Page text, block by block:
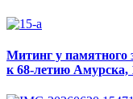
Митинг у памятного
к 68-летию Амурска,